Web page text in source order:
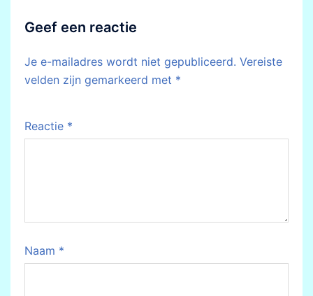
Geef een reactie
Je e-mailadres wordt niet gepubliceerd. Vereiste
velden zijn gemarkeerd met *
Reactie *
Naam *